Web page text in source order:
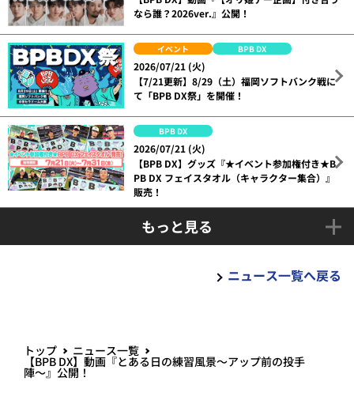
なら誰？2026ver.』公開！
イベント BPB DX
2026/07/21 (火)
【7/21更新】8/29（土）福岡ソフトバンク戦に
て「BPB DX祭」を開催！
BPB DX
2026/07/21 (火)
【BPB DX】グッズ『★イベント参加権付き★B
PB DX フェイスタオル（キャラクター集合）』
販売！
もっと見る
ニュース一覧へ戻る
トップ ニュース一覧
【BPB DX】動画『とある日の練習風景～アップ前の投手
陣～』公開！